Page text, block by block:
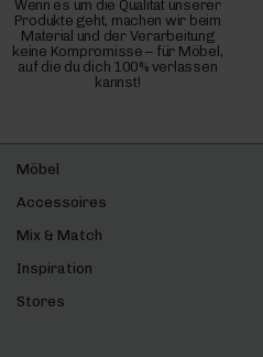
Wenn es um die Qualität unserer
Produkte geht, machen wir beim
Material und der Verarbeitung
keine Kompromisse – für Möbel,
auf die du dich 100% verlassen
kannst!
Möbel
Accessoires
Mix & Match
Inspiration
Stores